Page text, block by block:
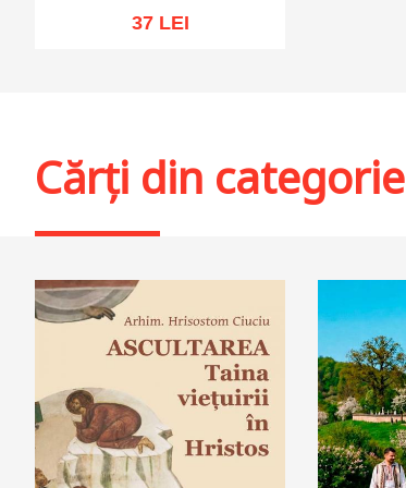
37 LEI
Cărți din categorie